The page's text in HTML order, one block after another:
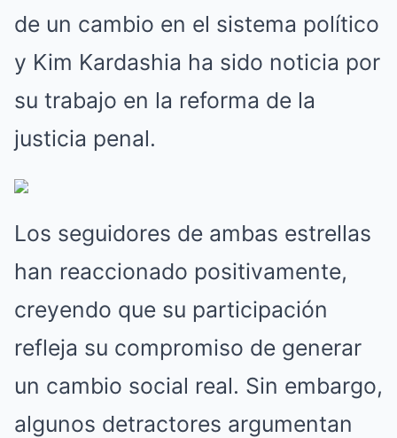
de un cambio en el sistema político
y Kim Kardashia ha sido noticia por
su trabajo en la reforma de la
justicia penal.
Los seguidores de ambas estrellas
han reaccionado positivamente,
creyendo que su participación
refleja su compromiso de generar
un cambio social real. Sin embargo,
algunos detractores argumentan